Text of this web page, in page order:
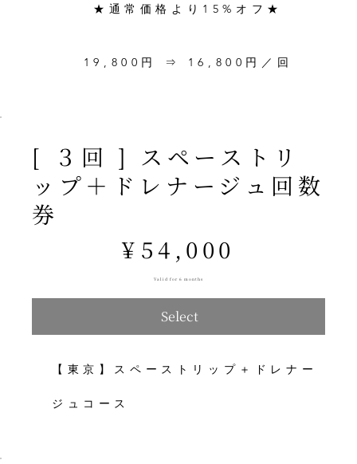
★通常価格より15%オフ★
19,800円 ⇒ 16,800円／回
[ ３回 ] スペーストリ
ップ＋ドレナージュ回数
券
¥ 54,000
Valid for 6 months
Select
【東京】スペーストリップ＋ドレナー
ジュコース